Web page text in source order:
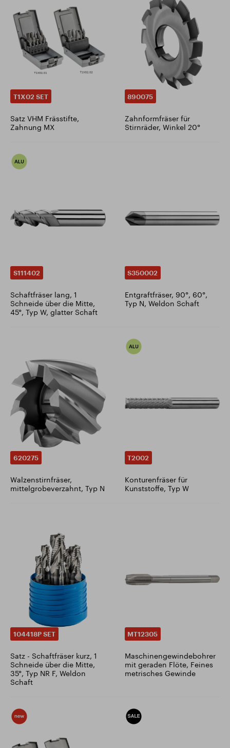
T1X02 SET
Satz VHM Frässtifte,
Zahnung MX
890075
Zahnformfräser für
Stirnräder, Winkel 20°
S111402
Schaftfräser lang, 1
Schneide über die Mitte,
45°, Typ W, glatter Schaft
S350002
Entgraftfräser, 90°, 60°,
Typ N, Weldon Schaft
620275
Walzenstirnfräser,
mittelgrobeverzahnt, Typ N
T2002
Konturenfräser für
Kunststoffe, Typ W
104418P SET
Satz - Schaftfräser kurz, 1
Schneide über die Mitte,
35°, Typ NR F, Weldon
Schaft
MT12305
Maschinengewindebohrer
mit geraden Flöte, Feines
metrisches Gewinde